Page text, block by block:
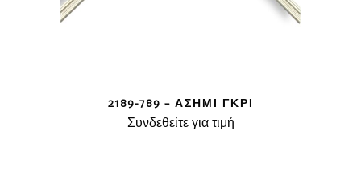
2189-789 – ΑΣΗΜΊ ΓΚΡΊ
Συνδεθείτε για τιμή